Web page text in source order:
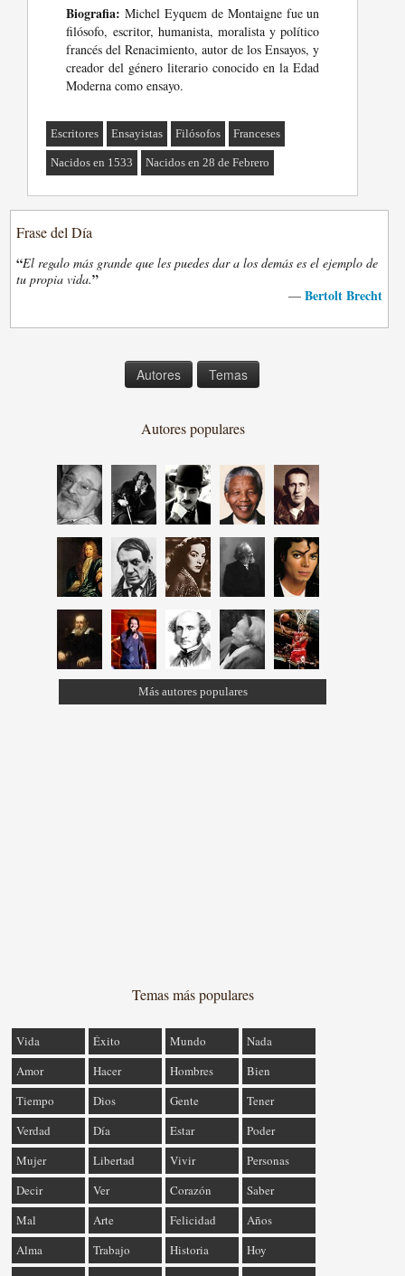
Biografia: Michel Eyquem de Montaigne fue un
filósofo, escritor, humanista, moralista y político
francés del Renacimiento, autor de los Ensayos, y
creador del género literario conocido en la Edad
Moderna como ensayo.
Escritores Ensayistas Filósofos Franceses
Nacidos en 1533 Nacidos en 28 de Febrero
Frase del Día
“El regalo más grande que les puedes dar a los demás es el ejemplo de
tu propia vida.”
— Bertolt Brecht
Autores Temas
Autores populares
Más autores populares
Temas más populares
Vida Éxito Mundo
Nada
Amor
Hacer Hombres
Bien
Tiempo
Dios Gente
Tener
Verdad
Día Estar
Poder
Mujer
Libertad Vivir
Personas
Decir
Ver Corazón
Saber
Mal
Arte Felicidad
Años
Alma
Trabajo Historia
Hoy